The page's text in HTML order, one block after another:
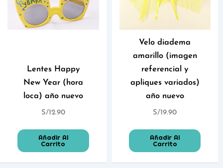
Lentes Happy
New Year (hora
loca) año nuevo
S/12.90
Añadir Al
Carrito
Velo diadema
amarillo (imagen
referencial y
apliques variados)
año nuevo
S/19.90
Añadir Al
Carrito